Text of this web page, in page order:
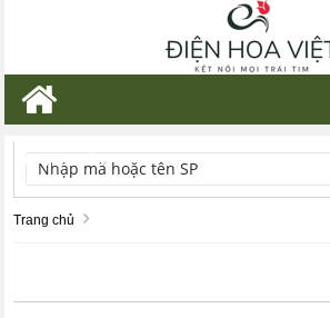
TÌM KIẾM
Trang chủ